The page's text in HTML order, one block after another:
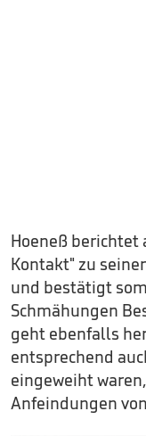
Hoeneß berichtet
Kontakt" zu
und bestätigt
Schmähungen
geht ebenfalls
entsprechend
eingeweiht
Anfeindungen